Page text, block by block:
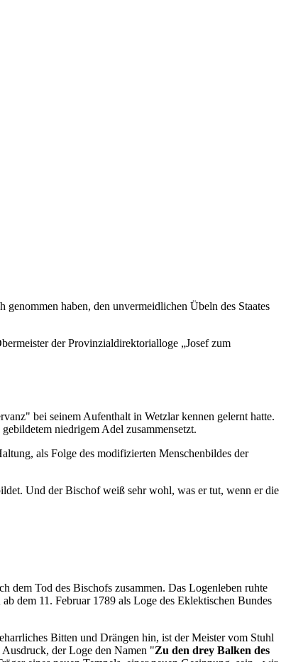
haben, den unvermeidlichen Übeln des Staates
der Provinzialdirektorialloge „Josef zum
bei seinem Aufenthalt in Wetzlar kennen gelernt hatte.
niedrigem Adel zusammensetzt.
als Folge des modifizierten Menschenbildes der
Und der Bischof weiß sehr wohl, was er tut, wenn er die
dem Tod des Bischofs zusammen. Das Logenleben ruhte
dem 11. Februar 1789 als Loge des Eklektischen Bundes
Bitten und Drängen hin, ist der Meister vom Stuhl
der Loge den Namen "Zu den drey Balken des